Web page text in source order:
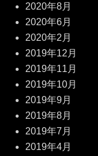
2020年8月
2020年6月
2020年2月
2019年12月
2019年11月
2019年10月
2019年9月
2019年8月
2019年7月
2019年4月